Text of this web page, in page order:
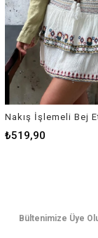
Nakış İşlemeli Bej
₺519,90
Bültenimize Üye